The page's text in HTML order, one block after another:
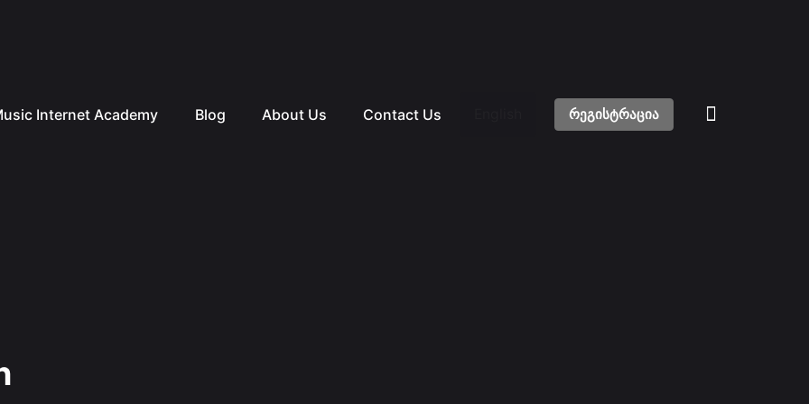
Internet Academy Blog About Us Contact Us რეგისტრაცია